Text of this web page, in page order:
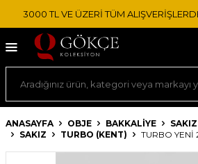
3000 TL VE ÜZERİ TÜM
ANASAYFA OBJE BAKKALIYE
SAKIZ
TURBO (KENT) TURBO YENİ